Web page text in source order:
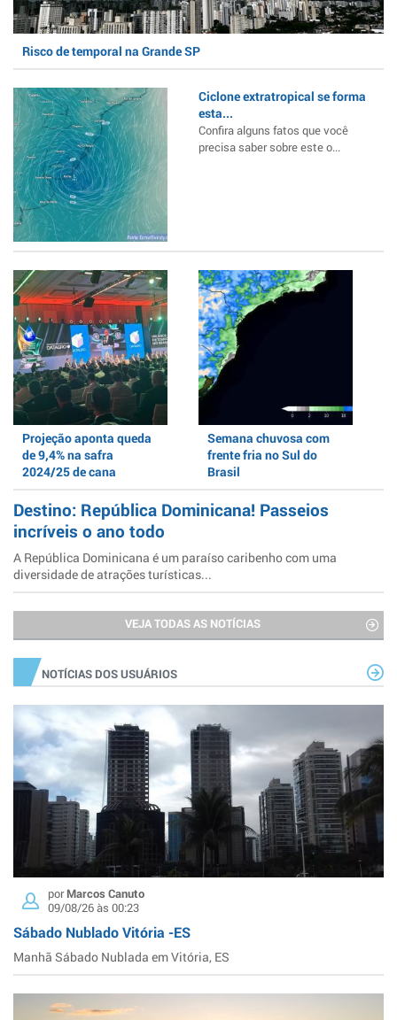
Risco de temporal na Grande SP
Ciclone extratropical se forma
esta...
Confira alguns fatos que você
precisa saber sobre este o...
Projeção aponta queda
de 9,4% na safra
2024/25 de cana
Semana chuvosa com
frente fria no Sul do
Brasil
Destino: República Dominicana! Passeios
incríveis o ano todo
A República Dominicana é um paraíso caribenho com uma
diversidade de atrações turísticas...
VEJA TODAS AS NOTÍCIAS
NOTÍCIAS DOS USUÁRIOS
porMarcos Canuto
09/08/26 às 00:23
Sábado Nublado Vitória -ES
Manhã Sábado Nublada em Vitória, ES